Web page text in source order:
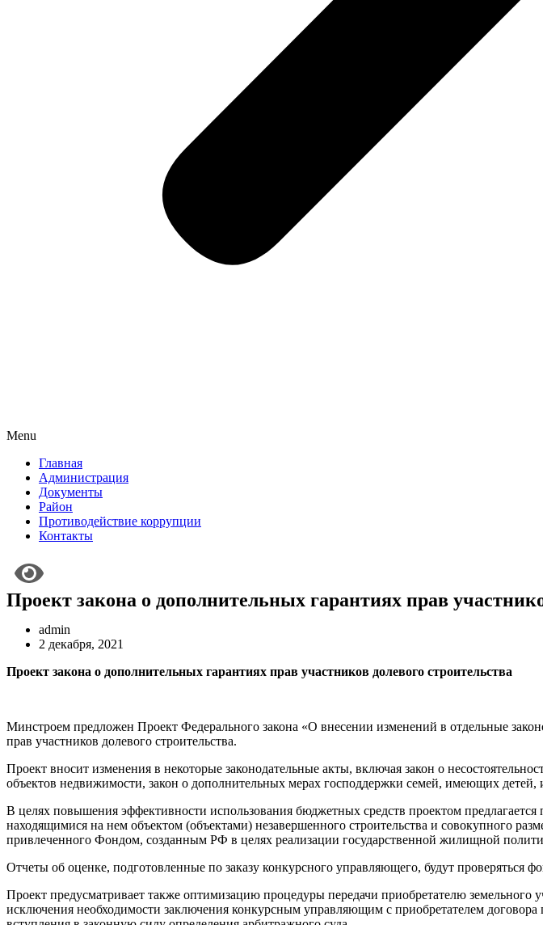
Menu
Главная
Администрация
Документы
Район
Противодействие коррупции
Контакты
Проект закона о дополнительных гарантиях прав
admin
2 декабря, 2021
Проект закона о дополнительных гарантиях прав участников долевого строительства
Минстроем предложен Проект Федерального закона «О внесении изменений в отдельные
прав участников долевого строительства.
Проект вносит изменения в некоторые законодательные акты, включая закон о
объектов недвижимости, закон о дополнительных мерах господдержки семей, имеющих детей,
В целях повышения эффективности использования бюджетных средств проектом
находящимися на нем объектом (объектами) незавершенного строительства и совокупного
привлеченного Фондом, созданным РФ в целях реализации государственной жилищной
Отчеты об оценке, подготовленные по заказу конкурсного управляющего, будут
Проект предусматривает также оптимизацию процедуры передачи приобретателю
исключения необходимости заключения конкурсным управляющим с приобретателем